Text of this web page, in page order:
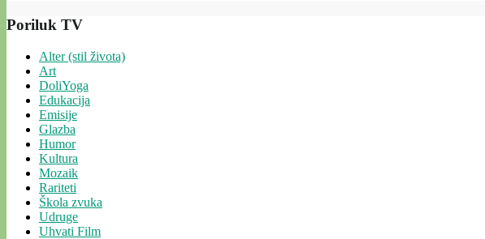
Poriluk TV
Alter (stil života)
Art
DoliYoga
Edukacija
Emisije
Glazba
Humor
Kultura
Mozaik
Rariteti
Škola zvuka
Udruge
Uhvati Film